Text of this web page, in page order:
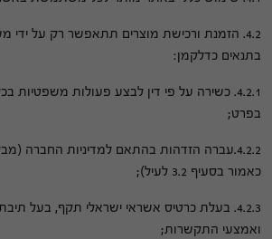
4.2. הזמנת ורכישת מוצרים תתאפשר רק על
בתנאים כדלקמן:
4.2.1. כשירה על פי דין לבצע פעולות משפטיות
בפרט;
4.2.2.עברה הזדהות בהתאם למדיניות החברה
כאמור בסעיף 3.2 לעיל);
4.2.3. בעלת כרטיס אשראי ישראלי תקף, בעל
ואמצעי התקשרות;